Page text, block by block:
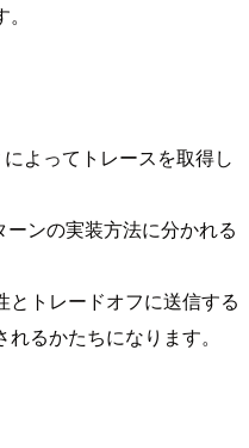
よってトレースを取得し
ンの実装方法に分かれる
トレードオフに送信する
るかたちになります。